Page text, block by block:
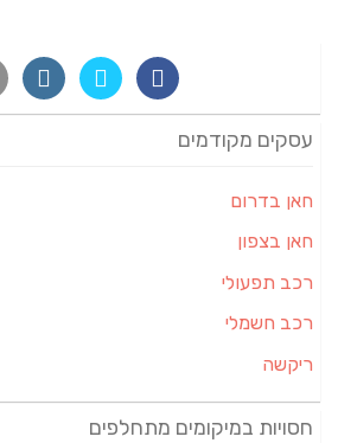
עסקים מקודמים
חאן בדרום
חאן בצפון
רכב תפעולי
רכב חשמלי
ריקשה
חסויות במיקומים מתחלפים